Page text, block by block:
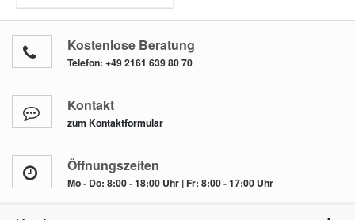
Kostenlose Beratung
Telefon: +49 2161 639 80 70
Kontakt
zum Kontaktformular
Öffnungszeiten
Mo - Do: 8:00 - 18:00 Uhr | Fr: 8:00 - 17:00 Uhr